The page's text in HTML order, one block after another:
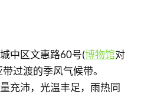
中区文惠路60号(博物馆对
过渡的季风气候带。
充沛，光温丰足，雨热同